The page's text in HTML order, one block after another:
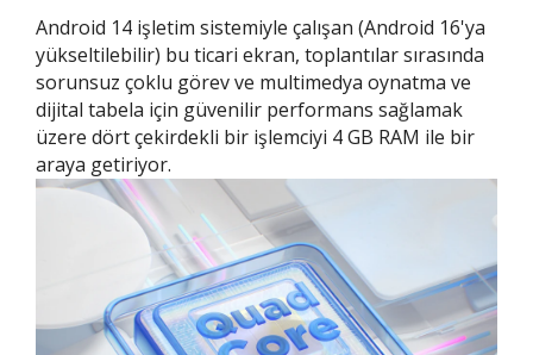
Android 14 işletim sistemiyle çalışan (Android 16'ya
yükseltilebilir) bu ticari ekran, toplantılar sırasında
sorunsuz çoklu görev ve multimedya oynatma ve
dijital tabela için güvenilir performans sağlamak
üzere dört çekirdekli bir işlemciyi 4 GB RAM ile bir
araya getiriyor.